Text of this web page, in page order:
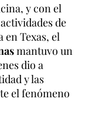
y con el
de
Texas, el
mantuvo un
dio a
y las
el fenómeno